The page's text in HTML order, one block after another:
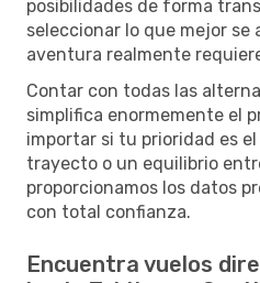
posibilidades de forma
seleccionar lo que mejor se
aventura realmente
Contar con todas las
simplifica enormemente el
importar si tu prioridad es
trayecto o un equilibrio
proporcionamos los datos
con total confianza.
Encuentra vuelos